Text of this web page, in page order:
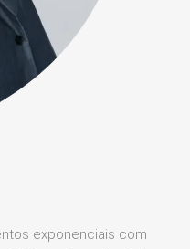
exponenciais com